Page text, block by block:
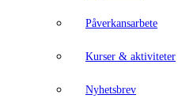
Påverkansarbete
Kurser & aktiviteter
Nyhetsbrev